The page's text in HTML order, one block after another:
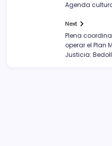
Agenda
Next
Plena
operar el Plan
Justicia: